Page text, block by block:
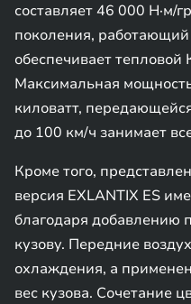
составляет 46 000 Н·м/
поколения, работающий
обеспечивает
Максимальная
киловатт,
до 100 км/ч занимает
Кроме того,
версия EXLANTIX ES
благодаря добавлению
кузову. Передние
охлаждения, а
вес кузова. Сочетание